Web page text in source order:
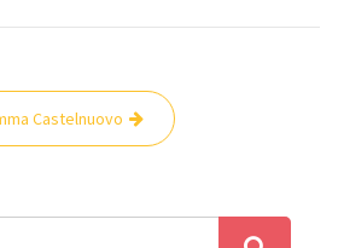
Castelnuovo